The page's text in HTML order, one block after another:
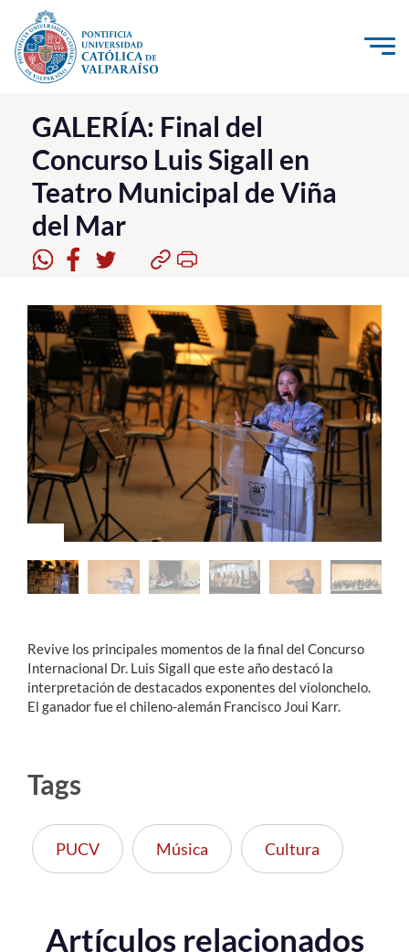
Click acá para ir directamente al contenido
La Universidad
Investigación, Creación e Innovación
PUCV Internacional
Vinculación con el Medio
Pregrado
Postgrado
Formación Continua
Estudiantes
Académicos
Funcionarios
Alumni
GALERÍA: Final del
Concurso Luis Sigall en
Teatro Municipal de Viña
del Mar
Revive los principales momentos de la final del Concurso
Internacional Dr. Luis Sigall que este año destacó la
interpretación de destacados exponentes del violonchelo.
El ganador fue el chileno-alemán Francisco Joui Karr.
Tags
PUCV Música Cultura
Artículos relacionados